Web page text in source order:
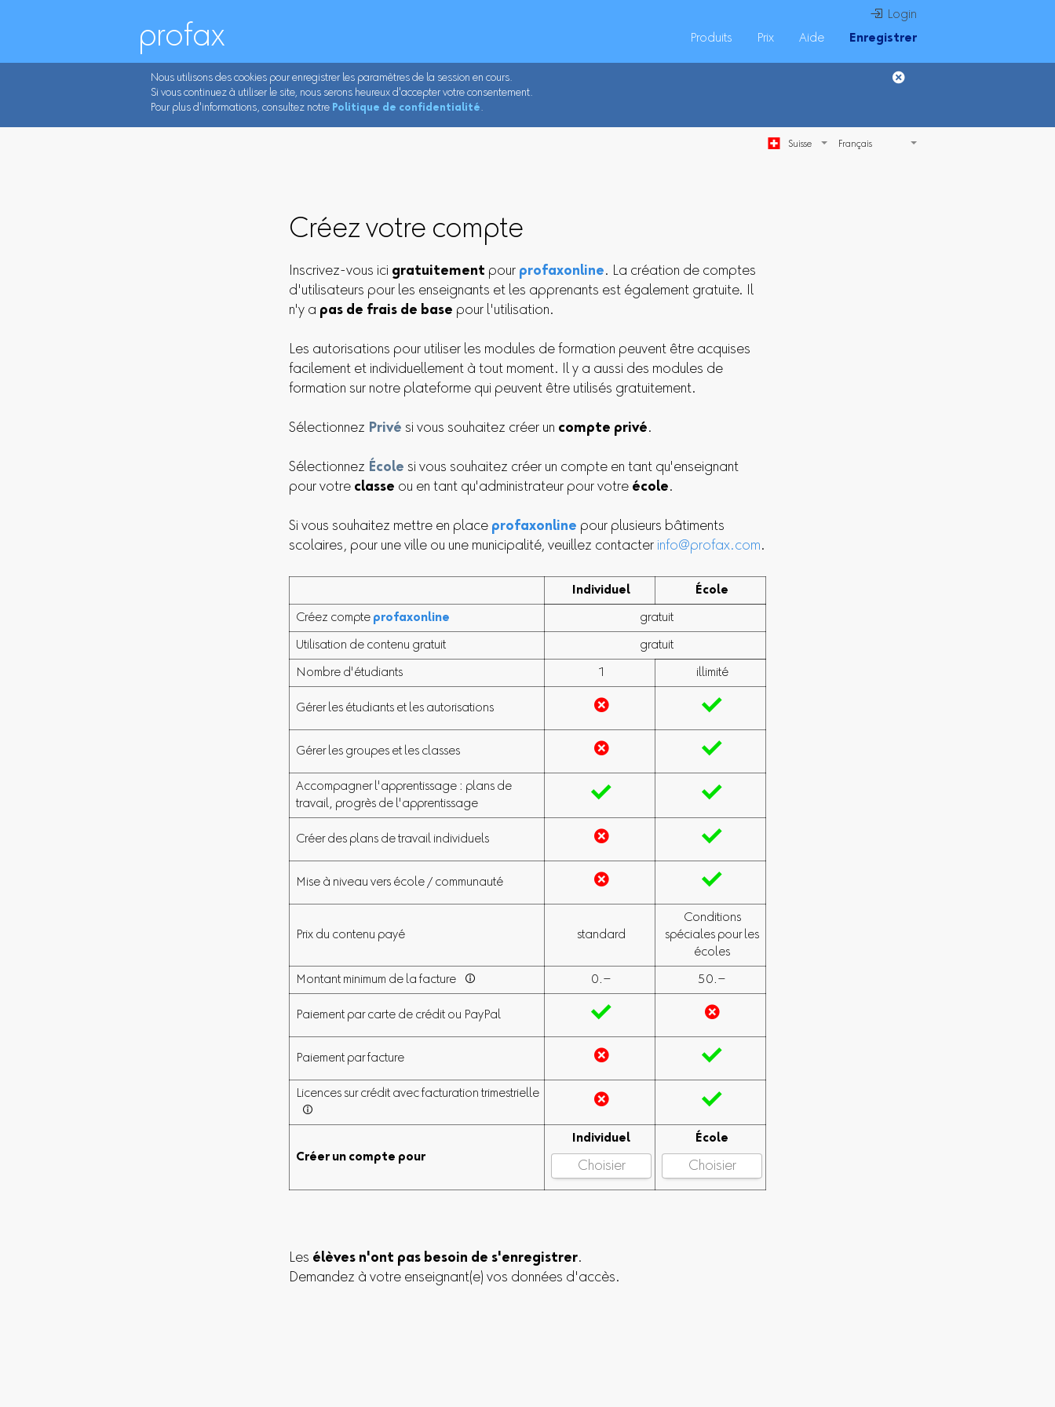
 Login
Produits
Prix Aide Enregistrer
profax
Nous utilisons des cookies pour enregistrer les paramètres de la session en cours.
Si vous continuez à utiliser le site, nous serons heureux d'accepter votre consentement.
Pour plus d'informations, consultez notre Politique de confidentialité.
Suisse
Créez votre compte
Inscrivez-vous ici gratuitement pour profaxonline. La création de comptes
d'utilisateurs pour les enseignants et les apprenants est également gratuite. Il
n'y a pas de frais de base pour l'utilisation.
Les autorisations pour utiliser les modules de formation peuvent être acquises
facilement et individuellement à tout moment. Il y a aussi des modules de
formation sur notre plateforme qui peuvent être utilisés gratuitement.
Sélectionnez Privé si vous souhaitez créer un compte privé.
Sélectionnez École si vous souhaitez créer un compte en tant qu'enseignant
pour votre classe ou en tant qu'administrateur pour votre école.
Si vous souhaitez mettre en place profaxonline pour plusieurs bâtiments
scolaires, pour une ville ou une municipalité, veuillez contacter info@profax.com.
Individuel École
Créez compte profaxonline gratuit
Utilisation de contenu gratuit gratuit
Nombre d'étudiants 1 illimité
Gérer les étudiants et les autorisations  
Gérer les groupes et les classes  
Accompagner l'apprentissage : plans de
travail, progrès de l'apprentissage
 
Créer des plans de travail individuels  
Mise à niveau vers école / communauté  
Prix du contenu payé standard
Conditions
spéciales pour les
écoles
Montant minimum de la facture  0.– 50.–
Paiement par carte de crédit ou PayPal  
Paiement par facture  
Licences sur crédit avec facturation trimestrielle

 
Créer un compte pour
Individuel École
Les élèves n'ont pas besoin de s'enregistrer.
Demandez à votre enseignant(e) vos données d'accès.